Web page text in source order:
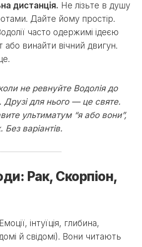
дистанція. Не лізьте в душу
Дайте йому простір.
часто одержимі ідеєю
або винайти вічний двигун.
не ревнуйте Водолія до
Друзі для нього — це святе.
ультиматум “я або вони”,
Без варіантів.
Рак, Скорпіон,
Емоції, інтуїція, глибина,
й свідомі). Вони читають